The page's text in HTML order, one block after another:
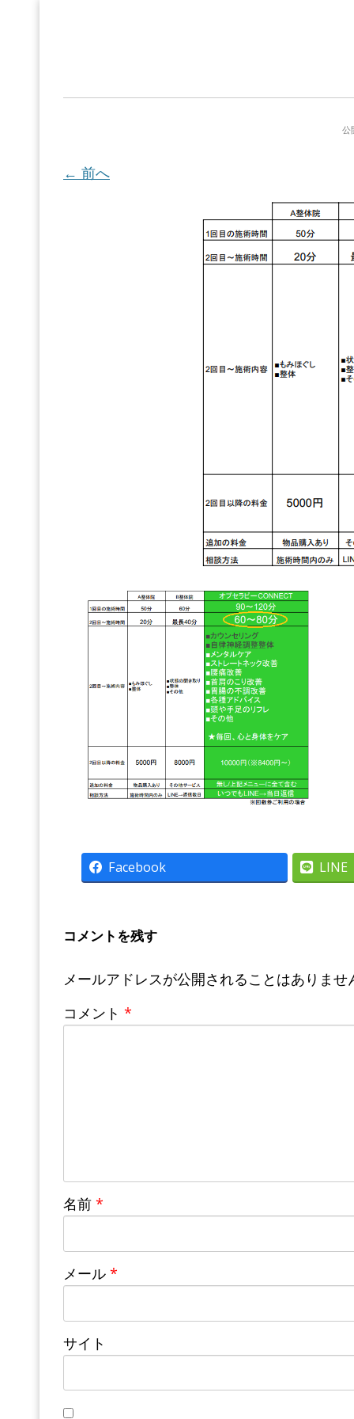
公
← 前へ
Facebook LINE
コメントを残す
メールアドレスが公開されることはありませ
コメント *
名前 *
メール *
サイト